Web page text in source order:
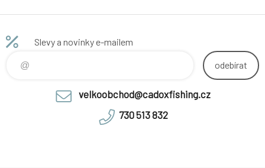
Slevy a novinky e-mailem
odebírat
velkoobchod@cadoxfishing.cz
730 513 832